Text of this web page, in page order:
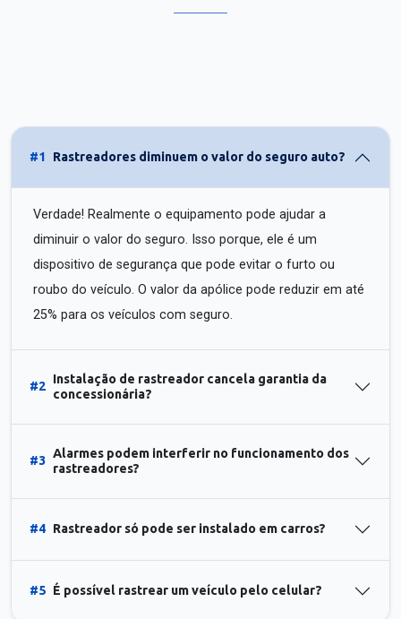
#1 Rastreadores diminuem o valor do seguro auto?
Verdade! Realmente o equipamento pode ajudar a
diminuir o valor do seguro. Isso porque, ele é um
dispositivo de segurança que pode evitar o furto ou
roubo do veículo. O valor da apólice pode reduzir em até
25% para os veículos com seguro.
#2
Instalação de rastreador cancela garantia da
concessionária?
#3
Alarmes podem interferir no funcionamento dos
rastreadores?
#4 Rastreador só pode ser instalado em carros?
#5 É possível rastrear um veículo pelo celular?